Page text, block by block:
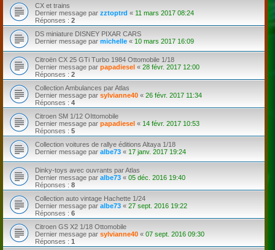
CX et trains
Dernier message par zztoptrd « 11 mars 2017 08:24
Réponses : 2
DS miniature DISNEY PIXAR CARS
Dernier message par michelle « 10 mars 2017 16:09
Citroën CX 25 GTi Turbo 1984 Ottomobile 1/18
Dernier message par papadiesel « 28 févr. 2017 12:00
Réponses : 2
Collection Ambulances par Atlas
Dernier message par sylvianne40 « 26 févr. 2017 11:34
Réponses : 4
Citroen SM 1/12 OIttomobile
Dernier message par papadiesel « 14 févr. 2017 10:53
Réponses : 5
Collection voitures de rallye éditions Altaya 1/18
Dernier message par albe73 « 17 janv. 2017 19:24
Dinky-toys avec ouvrants par Atlas
Dernier message par albe73 « 05 déc. 2016 19:40
Réponses : 8
Collection auto vintage Hachette 1/24
Dernier message par albe73 « 27 sept. 2016 19:22
Réponses : 6
Citroen GS X2 1/18 Ottomobile
Dernier message par sylvianne40 « 07 sept. 2016 09:30
Réponses : 1